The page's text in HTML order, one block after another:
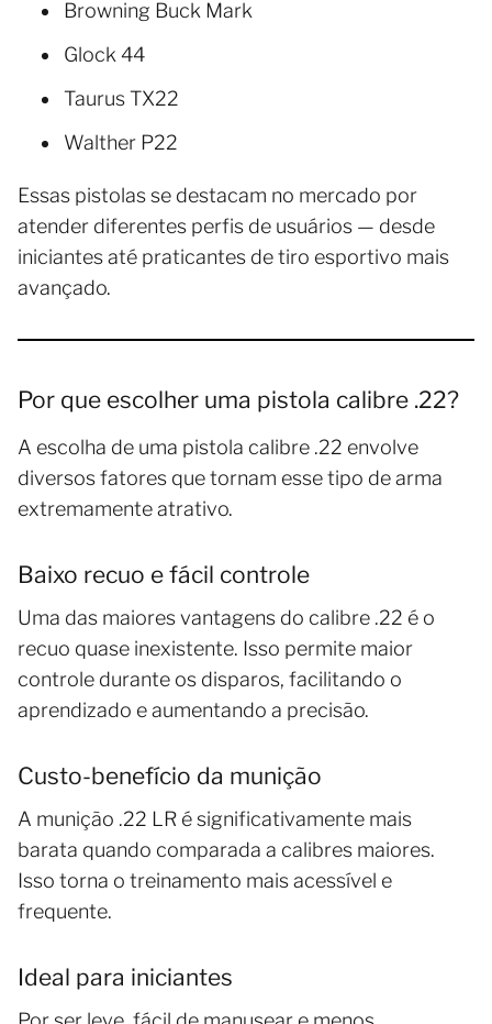
Browning Buck Mark
Glock 44
Taurus TX22
Walther P22
Essas pistolas se destacam no mercado por
atender diferentes perfis de usuários — desde
iniciantes até praticantes de tiro esportivo mais
avançado.
Por que escolher uma pistola calibre .22?
A escolha de uma pistola calibre .22 envolve
diversos fatores que tornam esse tipo de arma
extremamente atrativo.
Baixo recuo e fácil controle
Uma das maiores vantagens do calibre .22 é o
recuo quase inexistente. Isso permite maior
controle durante os disparos, facilitando o
aprendizado e aumentando a precisão.
Custo-benefício da munição
A munição .22 LR é significativamente mais
barata quando comparada a calibres maiores.
Isso torna o treinamento mais acessível e
frequente.
Ideal para iniciantes